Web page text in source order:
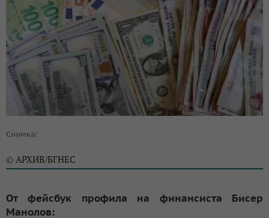
Снимка:
© АРХИВ/БГНЕС
От фейсбук профила на финансиста Бисер
Манолов: